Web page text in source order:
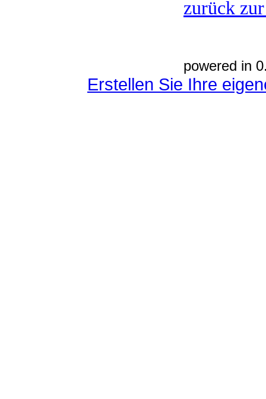
zurück
powered in
Erstellen Sie Ihre